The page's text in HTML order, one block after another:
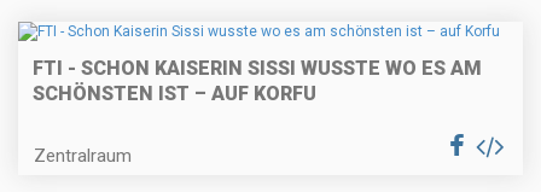
FTI - SCHON KAISERIN SISSI WUSSTE WO ES AM
SCHÖNSTEN IST – AUF KORFU
Zentralraum